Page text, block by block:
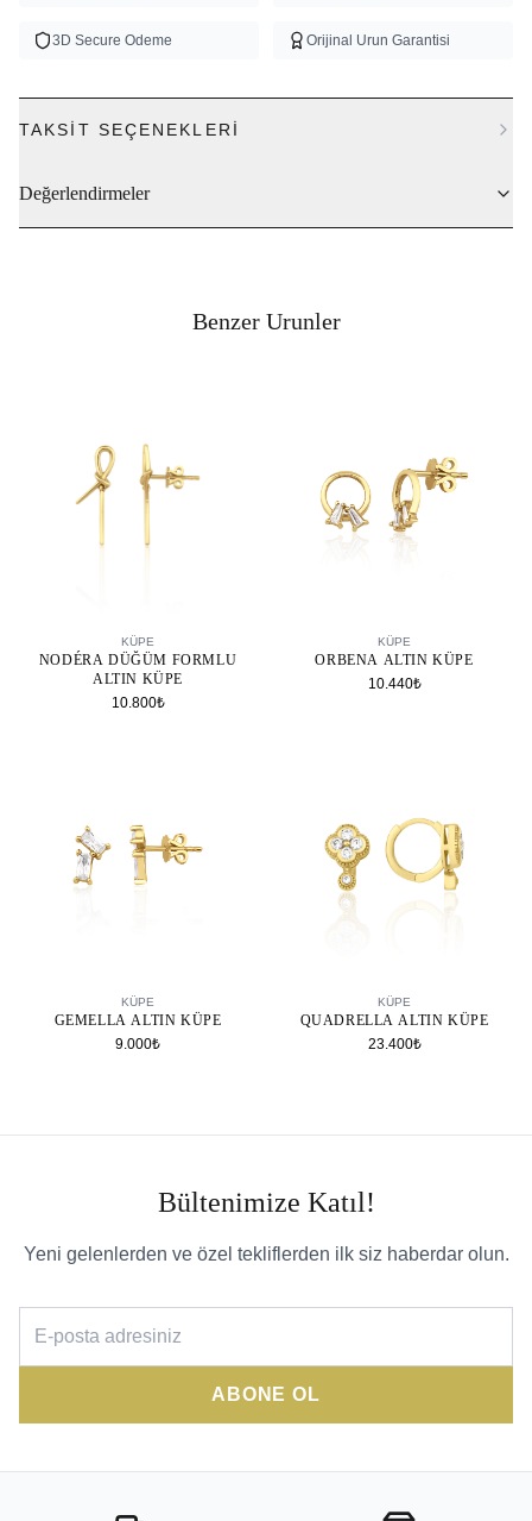
3D Secure Odeme Orijinal Urun Garantisi
TAKSIT SEÇENEKLERI
Değerlendirmeler
Benzer Urunler
KÜPE
NODÉRA DÜĞÜM FORMLU
ALTIN KÜPE
10.800₺
KÜPE
ORBENA ALTIN KÜPE
10.440₺
KÜPE
GEMELLA ALTIN KÜPE
9.000₺
KÜPE
QUADRELLA ALTIN KÜPE
23.400₺
Bültenimize Katıl!
Yeni gelenlerden ve özel tekliflerden ilk siz haberdar olun.
ABONE OL